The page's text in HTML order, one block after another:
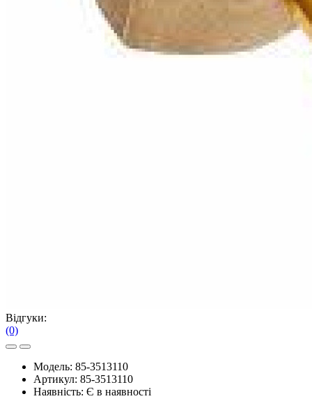
Відгуки:
(0)
Модель: 85-3513110
Артикул: 85-3513110
Наявність: Є в наявності